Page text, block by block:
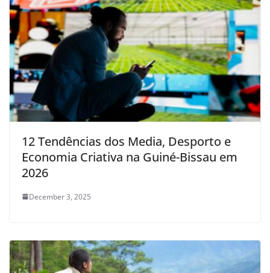
12 Tendências dos Media, Desporto e
Economia Criativa na Guiné-Bissau em
2026
December 3, 2025